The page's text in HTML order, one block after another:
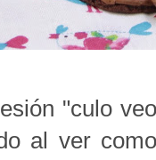
"culo
al ver